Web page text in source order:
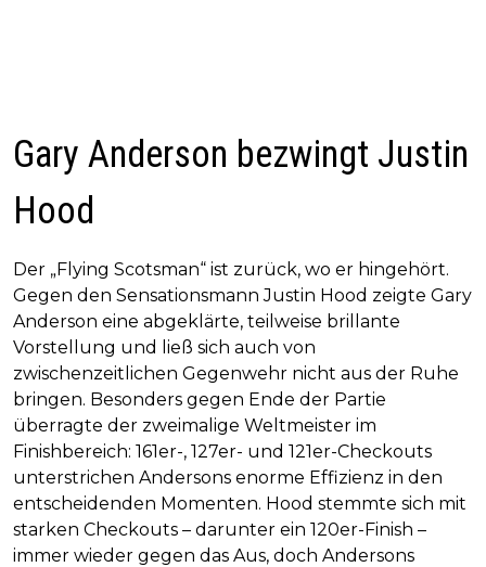
Gary Anderson bezwingt Justin
Hood
Der „Flying Scotsman“ ist zurück, wo er hingehört.
Gegen den Sensationsmann Justin Hood zeigte Gary
Anderson eine abgeklärte, teilweise brillante
Vorstellung und ließ sich auch von
zwischenzeitlichen Gegenwehr nicht aus der Ruhe
bringen. Besonders gegen Ende der Partie
überragte der zweimalige Weltmeister im
Finishbereich: 161er-, 127er- und 121er-Checkouts
unterstrichen Andersons enorme Effizienz in den
entscheidenden Momenten. Hood stemmte sich mit
starken Checkouts – darunter ein 120er-Finish –
immer wieder gegen das Aus, doch Andersons